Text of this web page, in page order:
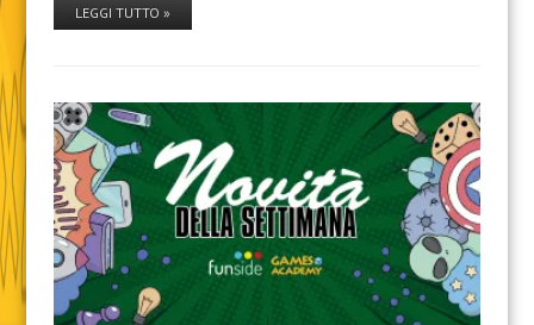
LEGGI TUTTO »